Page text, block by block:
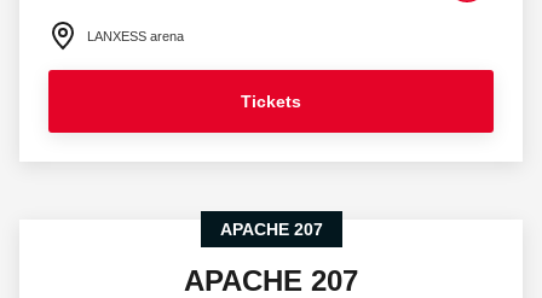
LANXESS arena
Tickets
APACHE 207
APACHE 207